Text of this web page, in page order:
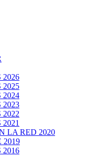
2026
2025
2024
2023
LA RED 2020
2019
2016